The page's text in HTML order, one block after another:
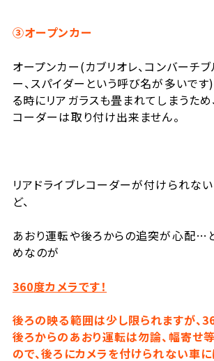
③オープンカー
オープンカー(カブリオレ、コンバーチブ
ー、スパイダーという呼び名が多いで
る時にリアガラスも畳まれてしまうため
コーダーは取り付け出来ません。
リアドライブレコーダーが付けられな
ど、
あおり運転や後ろからの追突が心配…
めなのが
360度カメラです！
後ろの映る範囲は少し限られますが、
後ろからのあおり運転は勿論、幅寄せ
ので、後ろにカメラを付けられない車に